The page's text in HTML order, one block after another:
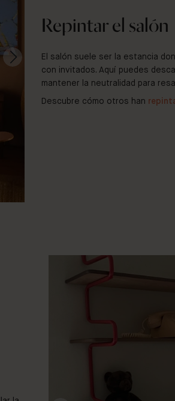
Repintar el salón
El salón suele ser la estancia
con invitados. Aquí puedes
mantener la neutralidad para
Descubre cómo otros han